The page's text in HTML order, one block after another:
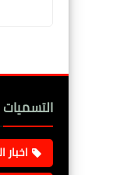
التسميات
اخبار